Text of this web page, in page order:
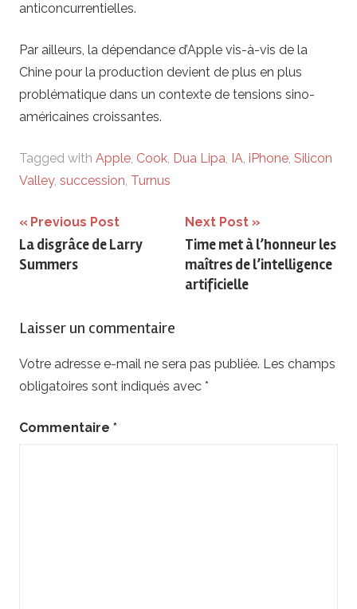
anticoncurrentielles.
Par ailleurs, la dépendance d’Apple vis-à-vis de la
Chine pour la production devient de plus en plus
problématique dans un contexte de tensions sino-
américaines croissantes.
Tagged with Apple Cook Dua Lipa IA iPhone Silicon
Valley, succession Turnus
Navigation
de
Previous Post
La disgrâce de Larry
Summers
Next Post
Time met à l’honneur les
maîtres de l’intelligence
artificielle
Laisser un commentaire
Votre adresse e-mail ne sera pas publiée. Les champs
obligatoires sont indiqués avec *
Commentaire *